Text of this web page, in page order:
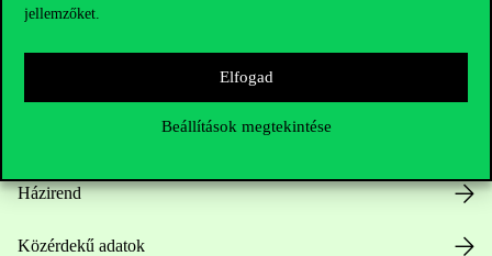
jellemzőket.
Elfogad
Beállítások megtekintése
Házirend
Közérdekű adatok